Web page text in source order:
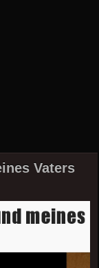
Vaters